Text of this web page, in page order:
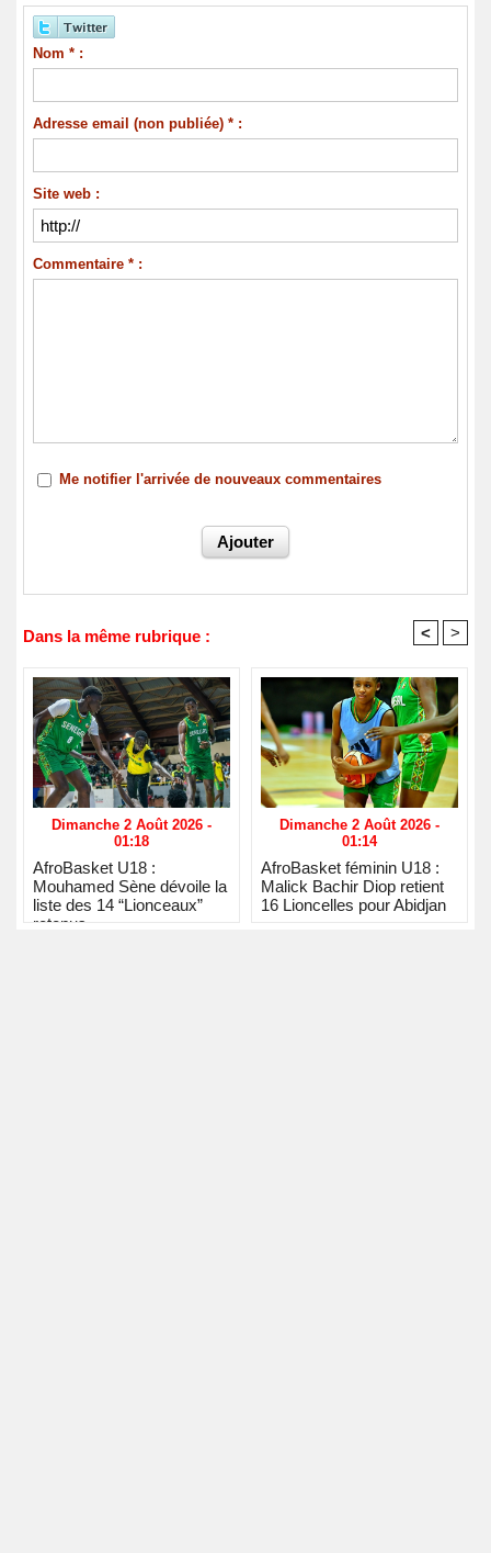
Nom * :
Adresse email (non publiée) * :
Site web :
Commentaire * :
Me notifier l'arrivée de nouveaux commentaires
Dans la même rubrique : < >
Dimanche 2 Août 2026 -
01:18
AfroBasket U18 :
Mouhamed Sène dévoile la
liste des 14 “Lionceaux”
retenus
Dimanche 2 Août 2026 -
01:14
AfroBasket féminin U18 :
Malick Bachir Diop retient
16 Lioncelles pour Abidjan